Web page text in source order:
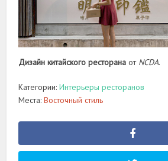
Дизайн китайского ресторана от NCDA.
Категории:Интерьеры ресторанов
Места:Восточный стиль